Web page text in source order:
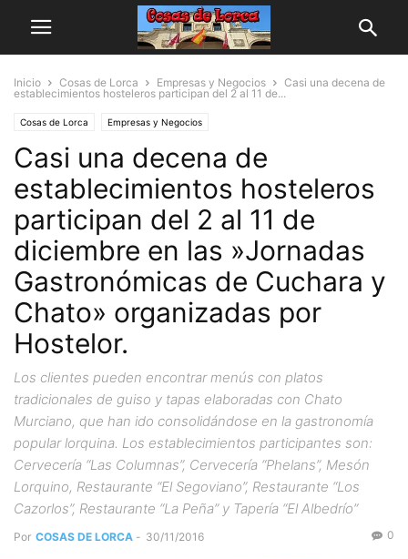
Inicio Cosas de Lorca Empresas y Negocios
Casi una decena de
establecimientos hosteleros participan del 2 al 11 de...
Cosas de Lorca Empresas y Negocios
Casi una decena de
establecimientos hosteleros
participan del 2 al 11 de
diciembre en las »Jornadas
Gastronómicas de Cuchara y
Chato» organizadas por
Hostelor.
Los clientes pueden encontrar menús con platos
tradicionales de guiso y tapas elaboradas con Chato
Murciano, que han ido consolidándose en la gastronomía
popular lorquina. Los establecimientos participantes son:
Cervecería “Las Columnas”, Cervecería “Phelans”, Mesón
Lorquino, Restaurante “El Segoviano”, Restaurante “Los
Cazorlos”, Restaurante “La Peña” y Tapería “El Albedrío”
Por COSAS DE LORCA - 30/11/2016 0